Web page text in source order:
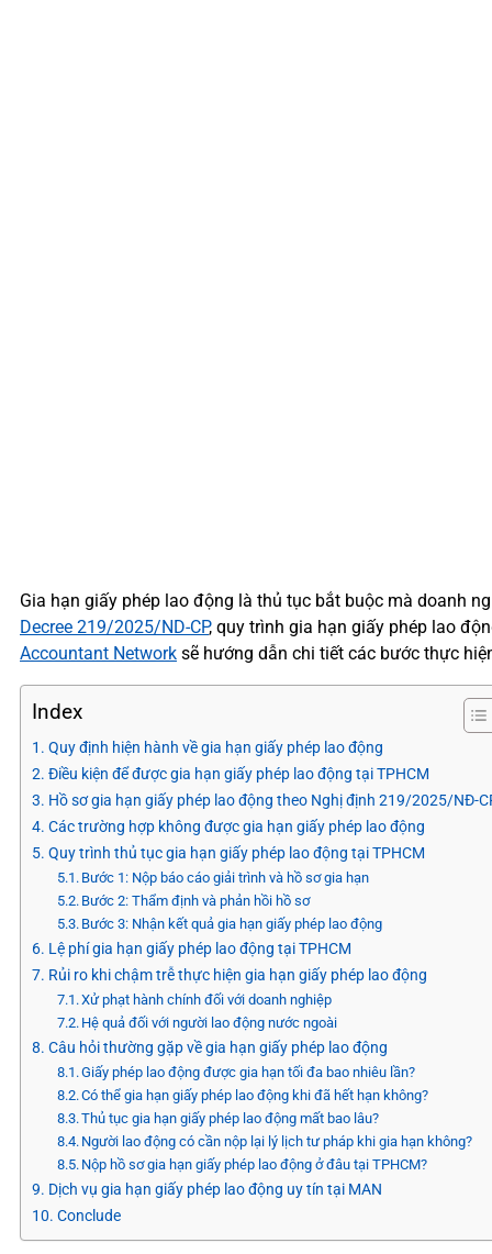
Gia hạn giấy phép lao động là thủ tục bắt buộc mà doanh
Decree 219/2025/ND-CP, quy trình gia hạn giấy phép lao
Accountant Network sẽ hướng dẫn chi tiết các bước thực
Index
Quy định hiện hành về gia hạn giấy phép lao động
Điều kiện để được gia hạn giấy phép lao động tại TPHCM
Hồ sơ gia hạn giấy phép lao động theo Nghị định 219/2025/NĐ-
Các trường hợp không được gia hạn giấy phép lao động
Quy trình thủ tục gia hạn giấy phép lao động tại TPHCM
Bước 1: Nộp báo cáo giải trình và hồ sơ gia hạn
Bước 2: Thẩm định và phản hồi hồ sơ
Bước 3: Nhận kết quả gia hạn giấy phép lao động
Lệ phí gia hạn giấy phép lao động tại TPHCM
Rủi ro khi chậm trễ thực hiện gia hạn giấy phép lao động
Xử phạt hành chính đối với doanh nghiệp
Hệ quả đối với người lao động nước ngoài
Câu hỏi thường gặp về gia hạn giấy phép lao động
Giấy phép lao động được gia hạn tối đa bao nhiêu lần?
Có thể gia hạn giấy phép lao động khi đã hết hạn không?
Thủ tục gia hạn giấy phép lao động mất bao lâu?
Người lao động có cần nộp lại lý lịch tư pháp khi gia hạn không?
Nộp hồ sơ gia hạn giấy phép lao động ở đâu tại TPHCM?
Dịch vụ gia hạn giấy phép lao động uy tín tại MAN
Conclude